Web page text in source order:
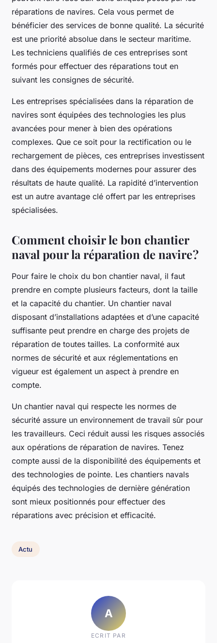
réparations de navires. Cela vous permet de
bénéficier des services de bonne qualité. La sécurité
est une priorité absolue dans le secteur maritime.
Les techniciens qualifiés de ces entreprises sont
formés pour effectuer des réparations tout en
suivant les consignes de sécurité.
Les entreprises spécialisées dans la réparation de
navires sont équipées des technologies les plus
avancées pour mener à bien des opérations
complexes. Que ce soit pour la rectification ou le
rechargement de pièces, ces entreprises investissent
dans des équipements modernes pour assurer des
résultats de haute qualité. La rapidité d’intervention
est un autre avantage clé offert par les entreprises
spécialisées.
Comment choisir le bon chantier
naval pour la réparation de navire ?
Pour faire le choix du bon chantier naval, il faut
prendre en compte plusieurs facteurs, dont la taille
et la capacité du chantier. Un chantier naval
disposant d’installations adaptées et d’une capacité
suffisante peut prendre en charge des projets de
réparation de toutes tailles. La conformité aux
normes de sécurité et aux réglementations en
vigueur est également un aspect à prendre en
compte.
Un chantier naval qui respecte les normes de
sécurité assure un environnement de travail sûr pour
les travailleurs. Ceci réduit aussi les risques associés
aux opérations de réparation de navires. Tenez
compte aussi de la disponibilité des équipements et
des technologies de pointe. Les chantiers navals
équipés des technologies de dernière génération
sont mieux positionnés pour effectuer des
réparations avec précision et efficacité.
Actu
A
ECRIT PAR